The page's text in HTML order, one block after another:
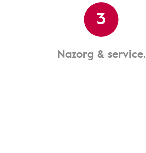
3
Nazorg & service.